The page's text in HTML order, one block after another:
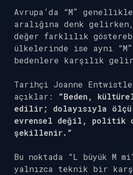
Avrupa’da “M”
aralığına denk gelirken,
değer farklılık
ülkelerinde ise aynı “M”
bedenlere karşılık
Tarihçi Joanne Entwistle
açıklar:
“Beden,
edilir; dolayısıyla
evrensel değil, politik
şekillenir.”
Bu noktada “L büyük M
yalnızca teknik bir